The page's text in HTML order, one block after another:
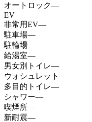
オートロック—
EV—
非常用EV—
駐車場—
駐輪場—
給湯室—
男女別トイレ—
ウォシュレット —
多目的トイレ—
シャワー—
喫煙所—
新耐震—